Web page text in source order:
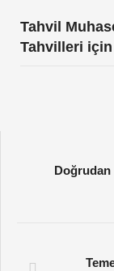
Tahvil
Tahvilleri
Doğrudan